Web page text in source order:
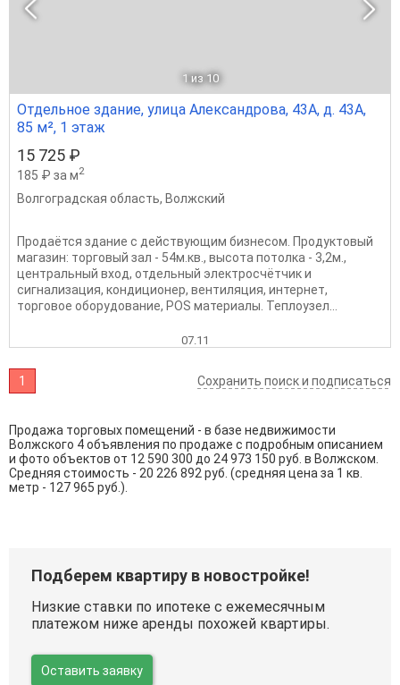
1 из 10
Отдельное здание, улица Александрова, 43А, д. 43А,
85 м², 1 этаж
15 725 ₽
185 ₽ за м2
Волгоградская область, Волжский
Продаётся здание с действующим бизнесом. Продуктовый
магазин: торговый зал - 54м.кв., высота потолка - 3,2м.,
центральный вход, отдельный электросчётчик и
сигнализация, кондиционер, вентиляция, интернет,
торговое оборудование, POS материалы. Теплоузел...
07.11
1 Сохранить поиск и подписаться
Продажа торговых помещений - в базе недвижимости
Волжского 4 объявления по продаже с подробным описанием
и фото объектов от 12 590 300 до 24 973 150 руб. в Волжском.
Средняя стоимость - 20 226 892 руб. (средняя цена за 1 кв.
метр - 127 965 руб.).
Подберем квартиру в новостройке!
Низкие ставки по ипотеке с ежемесячным
платежом ниже аренды похожей квартиры.
Оставить заявку